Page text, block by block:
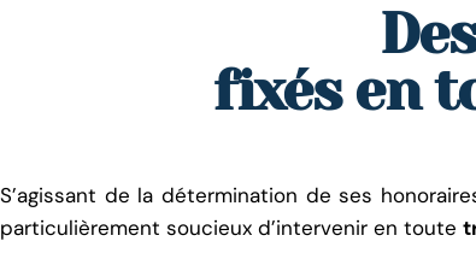
fixés en
S’agissant de la détermination de ses
particulièrement soucieux d’intervenir en toute